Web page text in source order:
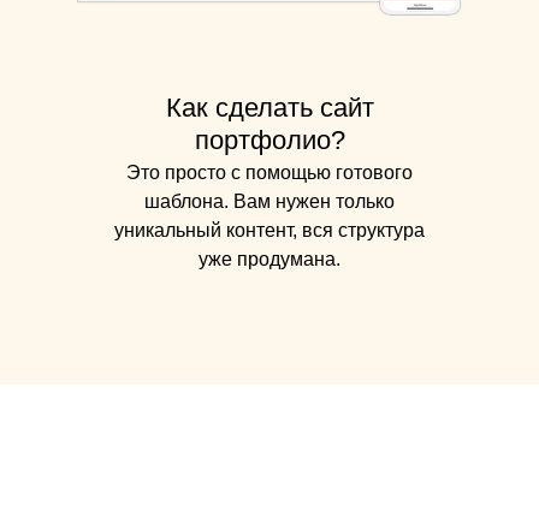
Как сделать сайт
портфолио?
Это просто с помощью готового
шаблона. Вам нужен только
уникальный контент, вся структура
уже продумана.